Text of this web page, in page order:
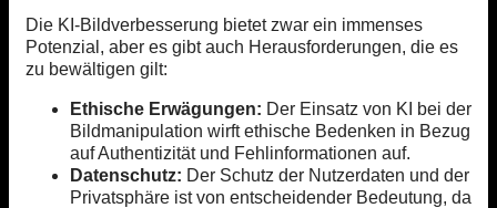
Die KI-Bildverbesserung bietet zwar ein immenses
Potenzial, aber es gibt auch Herausforderungen, die es
zu bewältigen gilt:
Ethische Erwägungen: Der Einsatz von KI bei der
Bildmanipulation wirft ethische Bedenken in Bezug
auf Authentizität und Fehlinformationen auf.
Datenschutz: Der Schutz der Nutzerdaten und der
Privatsphäre ist von entscheidender Bedeutung, da